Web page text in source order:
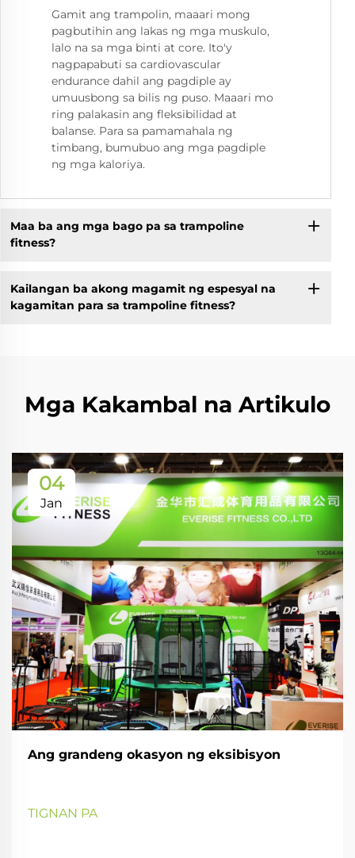
Gamit ang trampolin, maaari mong
pagbutihin ang lakas ng mga muskulo,
lalo na sa mga binti at core. Ito'y
nagpapabuti sa cardiovascular
endurance dahil ang pagdiple ay
umuusbong sa bilis ng puso. Maaari mo
ring palakasin ang fleksibilidad at
balanse. Para sa pamamahala ng
timbang, bumubuo ang mga pagdiple
ng mga kaloriya.
Maa ba ang mga bago pa sa trampoline
fitness?
Kailangan ba akong magamit ng espesyal na
kagamitan para sa trampoline fitness?
Mga Kakambal na Artikulo
04
Jan
Ang grandeng okasyon ng eksibisyon
TIGNAN PA